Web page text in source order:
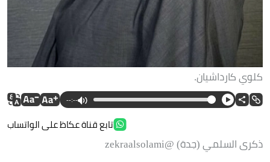
كلوي كارداشيان.
--:--
تابع قناة عكاظ على الواتساب
ذكرى السلمي (جدة) @zekraalsolami